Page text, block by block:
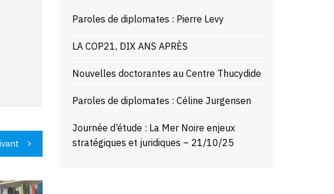
Paroles de diplomates : Pierre Levy
LA COP21, DIX ANS APRÈS
Nouvelles doctorantes au Centre Thucydide
Paroles de diplomates : Céline Jurgensen
Journée d’étude : La Mer Noire enjeux
stratégiques et juridiques – 21/10/25